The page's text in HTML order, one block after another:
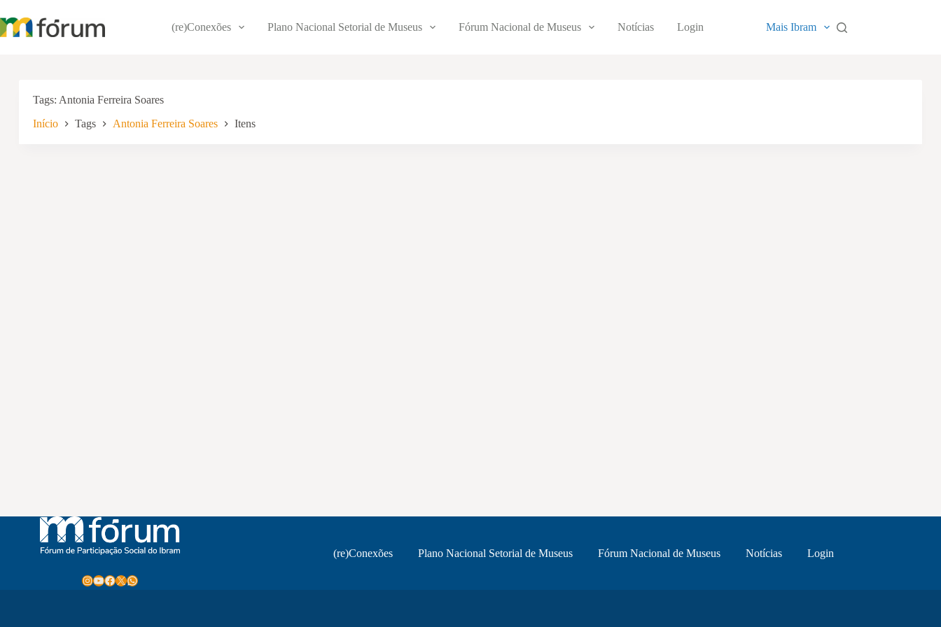
para
o
(re)Conexões Plano Nacional Setorial de Museus Fórum Nacional de Museus Notícias Login Mais Ibram
Tags Antonia Ferreira Soares
Início Tags Antonia Ferreira Soares Itens
Instagram
Youtube
Facebook
X WhatsApp
(re)Conexões Plano Nacional Setorial de Museus Fórum Nacional de Museus Notícias Login